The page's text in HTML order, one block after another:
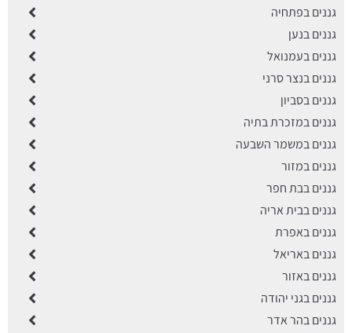
גננים בפתחיה
גננים בנען
גננים בעמנואל
גננים בנצר סרני
גננים בסביון
גננים במזכרת בתיה
גננים במשמר השבעה
גננים במזור
גננים בבת חפר
גננים בבית אריה
גננים באפרת
גננים באריאל
גננים באזור
גננים בגני יהודה
גננים בהר אדר